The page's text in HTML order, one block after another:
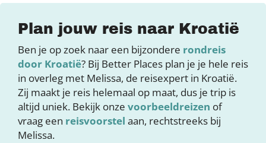
Plan jouw reis naar Kroatië
Ben je op zoek naar een bijzondere rondreis
door Kroatië? Bij Better Places plan je je hele reis
in overleg met Melissa, de reisexpert in Kroatië.
Zij maakt je reis helemaal op maat, dus je trip is
altijd uniek. Bekijk onze voorbeeldreizen of
vraag een reisvoorstel aan, rechtstreeks bij
Melissa.